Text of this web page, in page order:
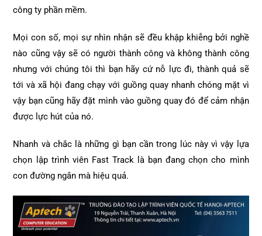
công ty phần mềm.
Mọi con số, mọi sự nhìn nhận sẽ đều khập khiễng bởi nghề
nào cũng vậy sẽ có người thành công và không thành công
nhưng với chúng tôi thì bạn hãy cứ nỗ lực đi, thành quả sẽ
tới và xã hội đang chạy với guồng quay nhanh chóng mặt vì
vậy bạn cũng hãy đặt mình vào guồng quay đó để cảm nhận
được lực hút của nó.
Nhanh và chắc là những gì bạn cần trong lúc này vì vậy lựa
chọn lập trình viên Fast Track là bạn đang chọn cho mình
con đường ngắn mà hiệu quả.